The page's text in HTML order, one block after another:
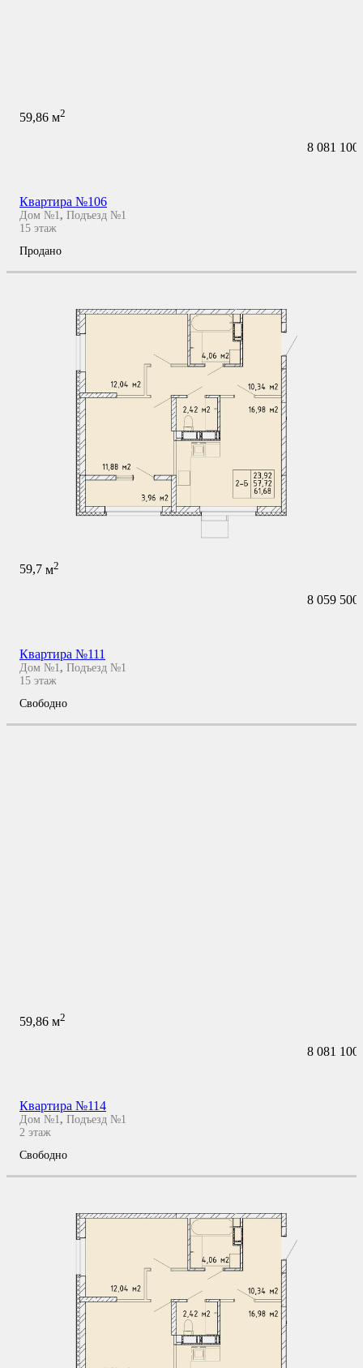
59,86 м2
8 081 100
Квартира №106
Дом №1, Подъезд №1
15 этаж
Продано
59,7 м2
8 059 500
Квартира №111
Дом №1, Подъезд №1
15 этаж
Свободно
59,86 м2
8 081 100
Квартира №114
Дом №1 , Подъезд №1
2 этаж
Свободно